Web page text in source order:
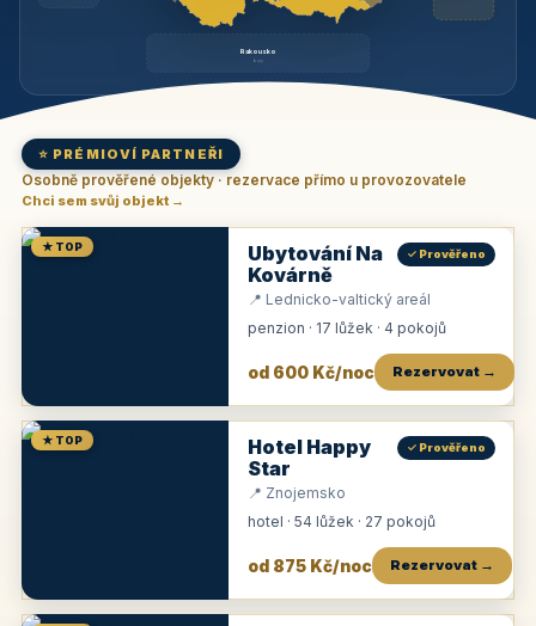
Rakousko
brzy
⭐ PRÉMIOVÍ PARTNEŘI
Osobně prověřené objekty · rezervace přímo u provozovatele
Chci sem svůj objekt →
★ TOP
Ubytování Na
Kovárně
✓ Prověřeno
📍 Lednicko-valtický areál
penzion · 17 lůžek · 4 pokojů
od 600 Kč/noc Rezervovat →
★ TOP
Hotel Happy
Star
✓ Prověřeno
📍 Znojemsko
hotel · 54 lůžek · 27 pokojů
od 875 Kč/noc Rezervovat →